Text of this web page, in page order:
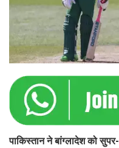
पाकिस्तान ने बांग्लादेश को